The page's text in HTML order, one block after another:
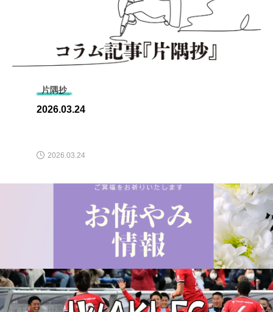
片隅抄
2026.03.24
2026.03.24